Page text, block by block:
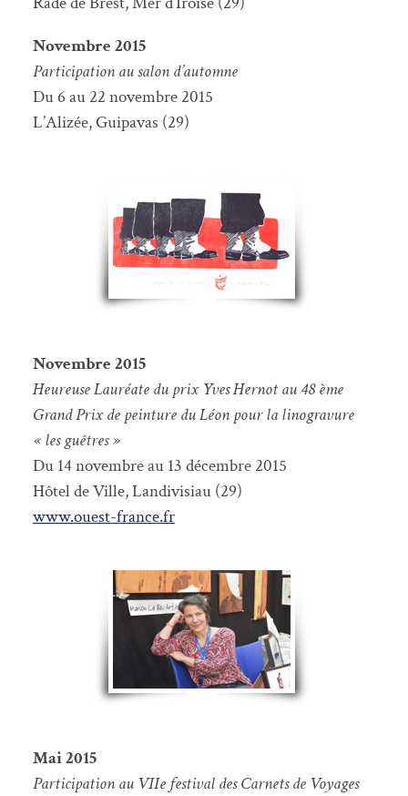
Novembre 2015
Participation au salon d’automne
Du 6 au 22 novembre 2015
L’Alizée, Guipavas (29)
Novembre 2015
Heureuse Lauréate du prix Yves Hernot au 48 ème
Grand Prix de peinture du Léon pour la linogravure
« les guêtres »
Du 14 novembre au 13 décembre 2015
Hôtel de Ville, Landivisiau (29)
www.ouest-france.fr
Mai 2015
Participation au VIIe festival des Carnets de Voyages